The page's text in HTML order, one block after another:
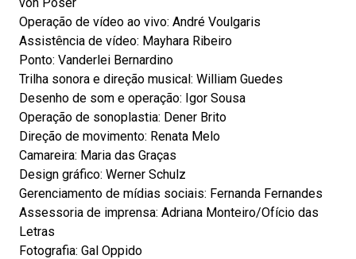
Operação de vídeo ao vivo: André Voulgaris
Assistência de vídeo: Mayhara Ribeiro
Ponto: Vanderlei Bernardino
Trilha sonora e direção musical: William Guedes
Desenho de som e operação: Igor Sousa
Operação de sonoplastia: Dener Brito
Direção de movimento: Renata Melo
Camareira: Maria das Graças
Design gráfico: Werner Schulz
Gerenciamento de mídias sociais: Fernanda Fernandes
Assessoria de imprensa: Adriana Monteiro/Ofício das
Letras
Fotografia: Gal Oppido